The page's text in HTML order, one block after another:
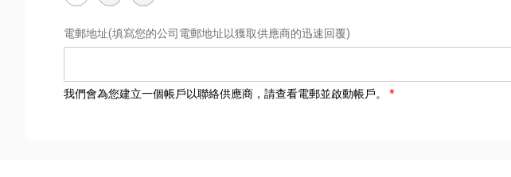
電郵地址(填寫您的公司電郵地址以獲取供應商的迅速回覆)
我們會為您建立一個帳戶以聯絡供應商，請查看電郵並啟動帳戶。